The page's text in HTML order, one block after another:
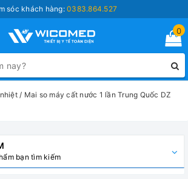
sóc khách hàng:0383.864.527
0
/ Mai so máy cất nước 1 lần Trung Quốc DZ
bạn tìm kiếm